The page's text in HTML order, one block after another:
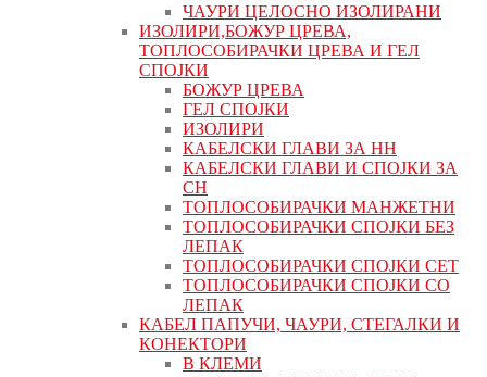
ЧАУРИ ЦЕЛОСНО ИЗОЛИРАНИ
ИЗОЛИРИ,БОЖУР ЦРЕВА,
ТОПЛОСОБИРАЧКИ ЦРЕВА И ГЕЛ
СПОЈКИ
БОЖУР ЦРЕВА
ГЕЛ СПОЈКИ
ИЗОЛИРИ
КАБЕЛСКИ ГЛАВИ ЗА НН
КАБЕЛСКИ ГЛАВИ И СПОЈКИ ЗА
СН
ТОПЛОСОБИРАЧКИ МАНЖЕТНИ
ТОПЛОСОБИРАЧКИ СПОЈКИ БЕЗ
ЛЕПАК
ТОПЛОСОБИРАЧКИ СПОЈКИ СЕТ
ТОПЛОСОБИРАЧКИ СПОЈКИ СО
ЛЕПАК
КАБЕЛ ПАПУЧИ, ЧАУРИ, СТЕГАЛКИ И
КОНЕКТОРИ
В КЛЕМИ